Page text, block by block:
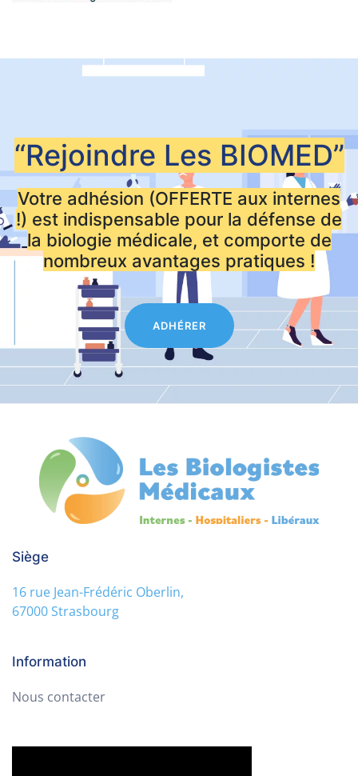
“Rejoindre Les BIOMED”
Votre adhésion (OFFERTE aux internes
!) est indispensable pour la défense de
la biologie médicale, et comporte de
nombreux avantages pratiques !
ADHÉRER
Siège
16 rue Jean-Frédéric Oberlin,
67000 Strasbourg
Information
Nous contacter